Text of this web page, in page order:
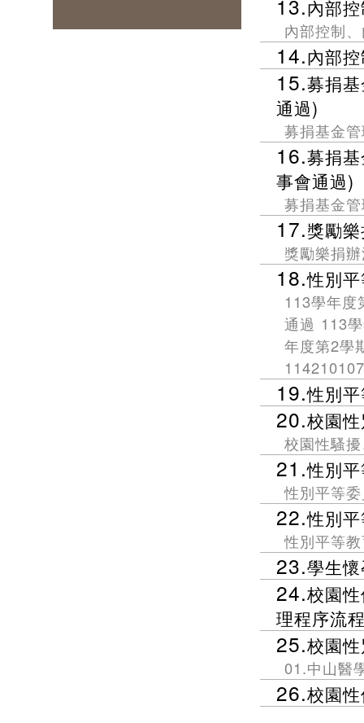
13.內部
內部控制
14.內部
15.募捐
通過)
募捐基金
16.募捐
事會通過)
募捐基金
17.獎勵
獎勵樂捐
18.性別
113學年度
通過 113
年度第2學
19.性別
20.校園
校園性騷
21.性別
性別平等
22.性別
性別平等
23.學生
24.校園
理程序流
25.校園
01.中山醫
26.校園